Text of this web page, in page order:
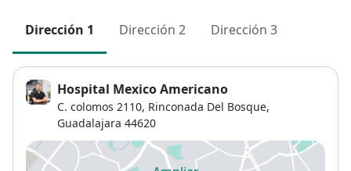
Dirección 1 Dirección 2 Dirección 3
Hospital Mexico Americano
C. colomos 2110, Rinconada Del Bosque,
Guadalajara 44620